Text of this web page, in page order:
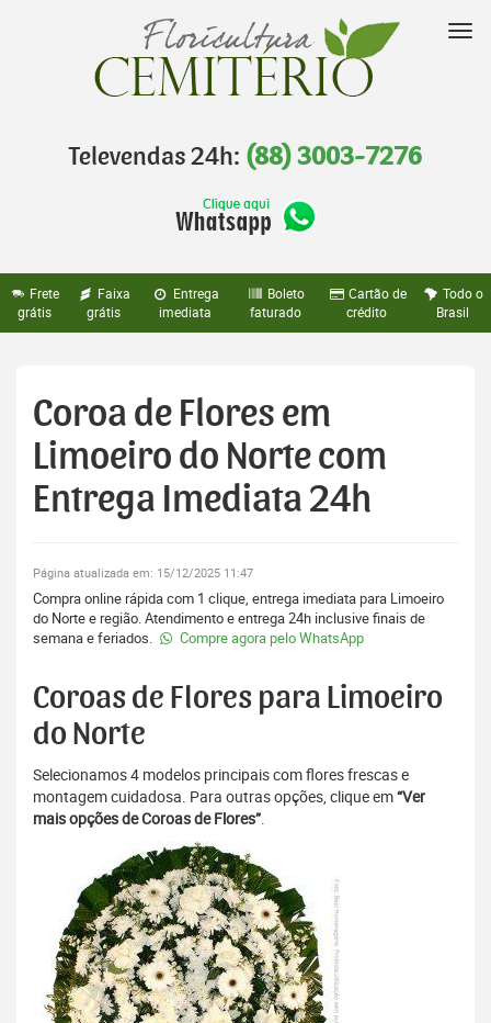
Televendas 24h: (88) 3003-7276
Frete
grátis
Faixa
grátis
Entrega
imediata
Boleto
faturado
Cartão de
crédito
Todo o
Brasil
Coroa de Flores em
Limoeiro do Norte com
Entrega Imediata 24h
Página atualizada em: 15/12/2025 11:47
Compra online rápida com 1 clique, entrega imediata para Limoeiro
do Norte e região. Atendimento e entrega 24h inclusive finais de
semana e feriados.
Compre agora pelo WhatsApp
Coroas de Flores para Limoeiro
do Norte
Selecionamos 4 modelos principais com flores frescas e
montagem cuidadosa. Para outras opções, clique em“Ver
mais opções de Coroas de Flores”.